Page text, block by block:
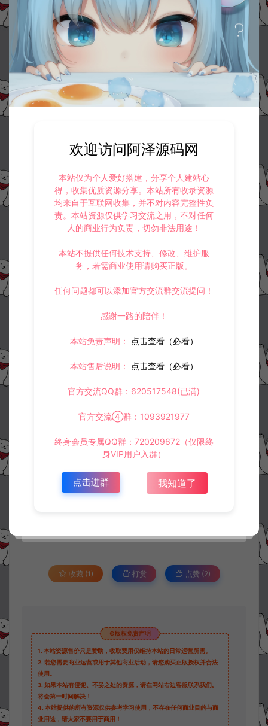
收藏 (1) 打赏 点赞 (2)
©版权免责声明
1. 本站资源售价只是赞助，收取费用仅维持本站的日常运营所需。
2. 若您需要商业运营或用于其他商业活动，请您购买正版授权并合法
使用。
3. 如果本站有侵犯、不妥之处的资源，请在网站右边客服联系我们。
将会第一时间解决！
4. 本站提供的所有资源仅供参考学习使用，不存在任何商业目的与商
业用途，请大家不要用于商用！
欢迎访问阿泽源码网
本站仅为个人爱好搭建，分享个人建站心
得，收集优质资源分享。本站所有收录资源
均来自于互联网收集，并不对内容完整性负
责。本站资源仅供学习交流之用，不对任何
人的商业行为负责，切勿非法用途！
本站不提供任何技术支持、修改、维护服
务，若需商业使用请购买正版。
任何问题都可以添加官方交流群交流提问！
感谢一路的陪伴！
本站免责声明： 点击查看（必看）
本站售后说明： 点击查看（必看）
官方交流QQ群：620517548(已满)
官方交流④群：1093921977
终身会员专属QQ群：720209672（仅限终
身VIP用户入群）
点击进群 我知道了